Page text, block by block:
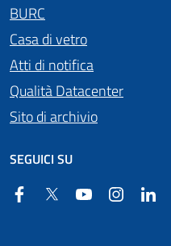
BURC
Casa di vetro
Atti di notifica
Qualità Datacenter
Sito di archivio
SEGUICI SU
FacebookTwitter YouTube Instagram